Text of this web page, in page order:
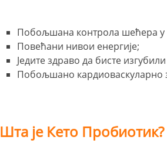
Побољшана контрола шећера у
Повећани нивои енергије;
Једите здраво да бисте
Побољшано кардиоваскуларно
Шта је Кето